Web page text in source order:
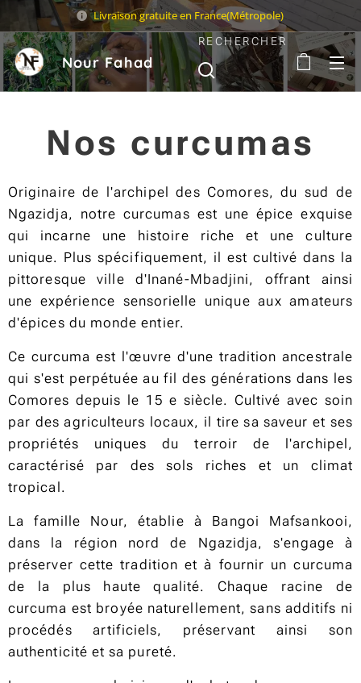
Livraison gratuite en France(Métropole)
Nour Fahad
Sarl
RECHERCHER
Nos curcumas
Originaire de l'archipel des Comores, du sud de
Ngazidja, notre curcumas est une épice exquise
qui incarne une histoire riche et une culture
unique. Plus spécifiquement, il est cultivé dans la
pittoresque ville d'Inané-Mbadjini, offrant ainsi
une expérience sensorielle unique aux amateurs
d'épices du monde entier.
Ce curcuma est l'œuvre d'une tradition ancestrale
qui s'est perpétuée au fil des générations dans les
Comores depuis le 15 e siècle. Cultivé avec soin
par des agriculteurs locaux, il tire sa saveur et ses
propriétés uniques du terroir de l'archipel,
caractérisé par des sols riches et un climat
tropical.
La famille Nour, établie à Bangoi Mafsankooi,
dans la région nord de Ngazidja, s'engage à
préserver cette tradition et à fournir un curcuma
de la plus haute qualité. Chaque racine de
curcuma est broyée naturellement, sans additifs ni
procédés artificiels, préservant ainsi son
authenticité et sa pureté.